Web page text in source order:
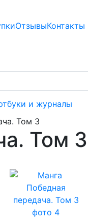
ОтзывыКонтакты
и журналы
Том 3
Том 3